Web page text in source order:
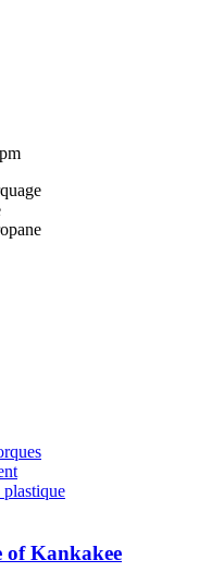
plastique
Kankakee